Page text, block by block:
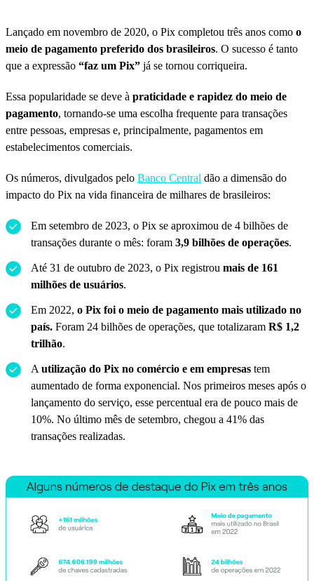
Lançado em novembro de 2020, o Pix completou três anos como o
meio de pagamento preferido dos brasileiros. O sucesso é tanto
que a expressão “faz um Pix” já se tornou corriqueira.
Essa popularidade se deve à praticidade e rapidez do meio de
pagamento, tornando-se uma escolha frequente para transações
entre pessoas, empresas e, principalmente, pagamentos em
estabelecimentos comerciais.
Os números, divulgados pelo Banco Central dão a dimensão do
impacto do Pix na vida financeira de milhares de brasileiros:
Em setembro de 2023, o Pix se aproximou de 4 bilhões de
transações durante o mês: foram 3,9 bilhões de operações.
Até 31 de outubro de 2023, o Pix registrou mais de 161
milhões de usuários.
Em 2022, o Pix foi o meio de pagamento mais utilizado no
país. Foram 24 bilhões de operações, que totalizaram R$ 1,2
trilhão.
A utilização do Pix no comércio e em empresas tem
aumentado de forma exponencial. Nos primeiros meses após o
lançamento do serviço, esse percentual era de pouco mais de
10%. No último mês de setembro, chegou a 41% das
transações realizadas.